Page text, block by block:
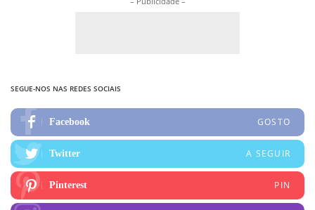
SEGUE-NOS NAS REDES SOCIAIS
Facebook GOSTO
Twitter A SEGUIR
Pinterest PIN